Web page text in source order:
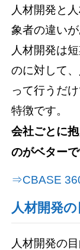
人材開発と
象者の違いが
人材開発は
のに対して
って行うだ
特徴です。
会社ごとに
のがベターで
⇒CBASE
人材開発
人材開発の